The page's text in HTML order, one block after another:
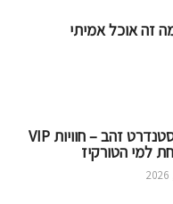
זה אוכל אמיתי
קוזומל בסטנדרט זהב – חוויות VIP
למי הטורקיז